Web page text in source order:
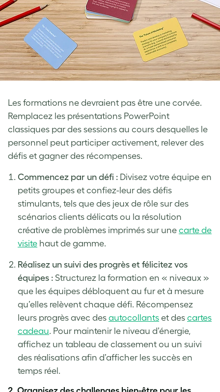
Les formations ne devraient pas être une corvée.
Remplacez les présentations PowerPoint
classiques par des sessions au cours desquelles le
personnel peut participer activement, relever des
défis et gagner des récompenses.
Commencez par un défi : Divisez votre équipe en
petits groupes et confiez-leur des défis
stimulants, tels que des jeux de rôle sur des
scénarios clients délicats ou la résolution
créative de problèmes imprimés sur une carte de
visite haut de gamme.
Réalisez un suivi des progrès et félicitez vos
équipes : Structurez la formation en « niveaux »
que les équipes débloquent au fur et à mesure
qu’elles relèvent chaque défi. Récompensez
leurs progrès avec des autocollants et des cartes
cadeau. Pour maintenir le niveau d’énergie,
affichez un tableau de classement ou un suivi
des réalisations afin d’afficher les succès en
temps réel.